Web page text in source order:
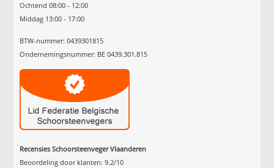
Ochtend 08:00 - 12:00
Middag 13:00 - 17:00
BTW-nummer: 0439301815
Ondernemingsnummer: BE 0439.301.815
Recensies Schoorsteenveger Vlaanderen
Beoordeling door klanten:9.2/10